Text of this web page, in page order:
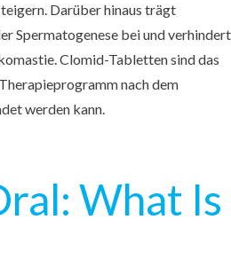
Darüber hinaus trägt
Spermatogenese bei und verhindert
Clomid-Tabletten sind das
nach dem
werden kann.
What Is